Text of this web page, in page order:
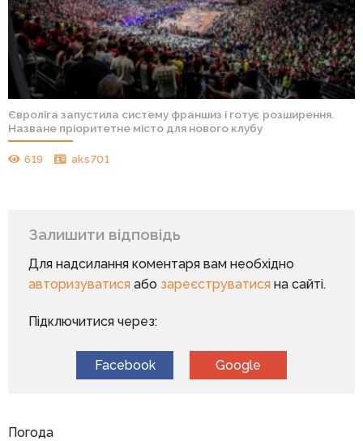
Євроліга запустила систему франшиз і готує розширення.
Назване пріоритетне місто для нового клубу
619 aks701
Залишити відповідь
Для надсилання коментаря вам необхідно
авторизуватисяабо зареєструватисяна сайті.
Підключитися через:
Facebook Google
Погода